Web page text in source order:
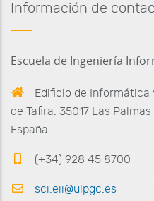
Información de
Escuela de Ingeniería
Edificio de Informática
de Tafira. 35017 Las Palmas
España
(+34) 928 45 8700
sci.eii@ulpgc.es